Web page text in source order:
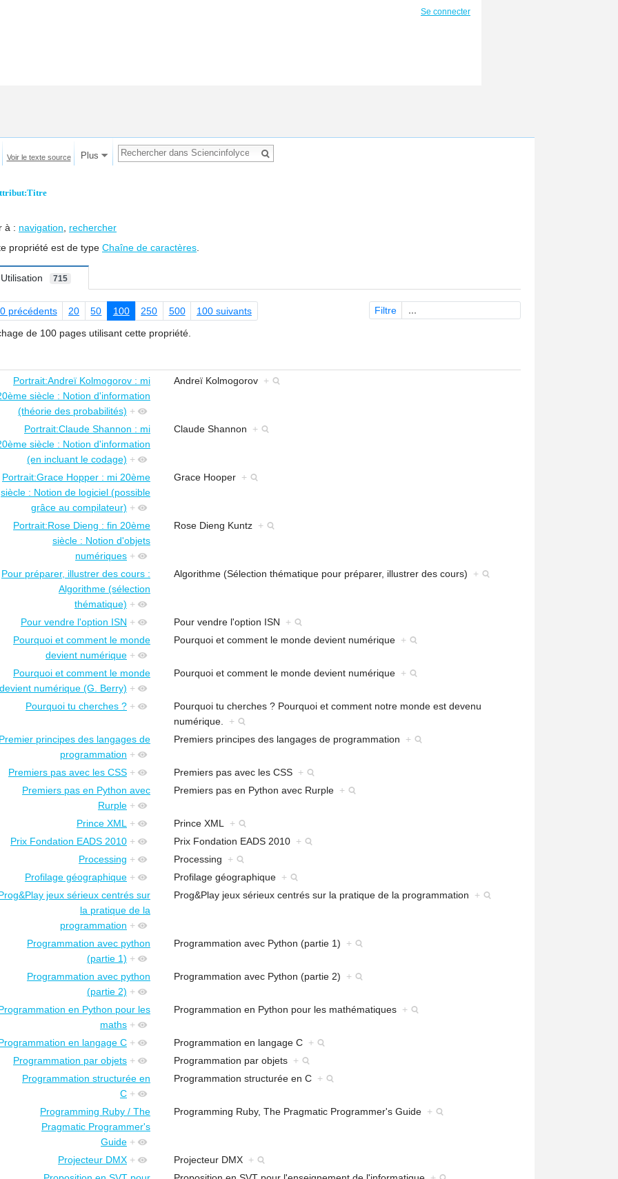
à : navigation
rechercher
propriété est de type Chaîne de caractères
Utilisation 715
précédents 20 50 100 250 500 100 suivants Filtre
de 100 pages utilisant cette propriété.
Portrait:Andreï Kolmogorov : mi
siècle : Notion d'information
(théorie des probabilités) +
Andreï Kolmogorov +
Portrait:Claude Shannon : mi
siècle : Notion d'information
(en incluant le codage) +
Claude Shannon +
Portrait:Grace Hopper : mi 20ème
siècle : Notion de logiciel (possible
grâce au compilateur) +
Grace Hooper +
Portrait:Rose Dieng : fin 20ème
siècle : Notion d'objets
numériques +
Rose Dieng Kuntz +
Pour préparer, illustrer des cours :
Algorithme (sélection
thématique) +
Algorithme (Sélection thématique pour préparer, illustrer des cours) +
Pour vendre l'option ISN + Pour vendre l'option ISN +
Pourquoi et comment le monde
devient numérique +
Pourquoi et comment le monde devient numérique +
Pourquoi et comment le monde
devient numérique (G. Berry) +
Pourquoi et comment le monde devient numérique +
Pourquoi tu cherches ? +
Pourquoi tu cherches ? Pourquoi et comment notre monde est devenu
numérique. +
principes des langages de
programmation +
Premiers principes des langages de programmation +
Premiers pas avec les CSS + Premiers pas avec les CSS +
Premiers pas en Python avec
Rurple +
Premiers pas en Python avec Rurple +
Prince XML + Prince XML +
Prix Fondation EADS 2010 + Prix Fondation EADS 2010 +
Processing + Processing +
Profilage géographique + Profilage géographique +
jeux sérieux centrés sur
la pratique de la
programmation +
Prog&Play jeux sérieux centrés sur la pratique de la programmation +
Programmation avec python
(partie 1) +
Programmation avec Python (partie 1) +
Programmation avec python
(partie 2) +
Programmation avec Python (partie 2) +
en Python pour les
maths +
Programmation en Python pour les mathématiques +
en langage C + Programmation en langage C +
Programmation par objets + Programmation par objets +
Programmation structurée en
C +
Programmation structurée en C +
Programming Ruby / The
Pragmatic Programmer's
Guide +
Programming Ruby, The Pragmatic Programmer's Guide +
Projecteur DMX + Projecteur DMX +
Se connecter
Voir le texte source Plus